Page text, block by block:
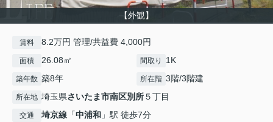
【外観】
賃料 8.2万円 管理/共益費 4,000円
面積 26.08㎡ 間取り 1K
築年数 築8年 所在階 3階/3階建
所在地 埼玉県さいたま市南区別所５丁目
交通 埼京線 「中浦和 」駅 徒歩7分